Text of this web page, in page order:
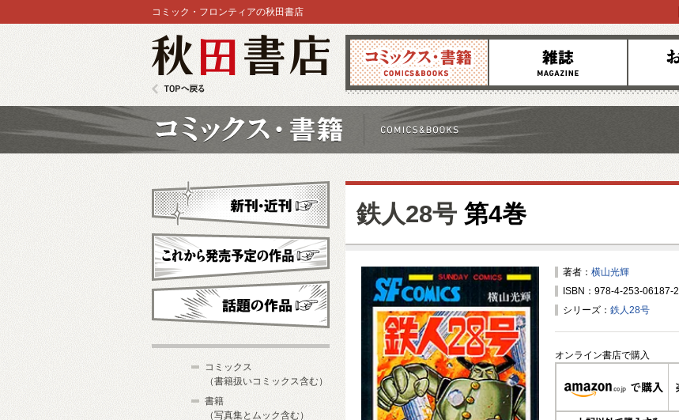
コミックス 雑誌 お知らせ
コミック・フロンティアの秋田書店
鉄人28号 第4巻
著者： 横山光輝
ISBN：978-4-253-06187-2
シリーズ： 鉄人28号
オンライン書店で購入
新刊・近刊
これから発売予定
コミックス
（書籍扱いコミックス含む）
書籍
（写真集とムック含む）